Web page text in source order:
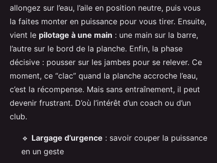
allongez sur l’eau, l’aile en position neutre, puis vous
la faites monter en puissance pour vous tirer. Ensuite,
vient le pilotage à une main : une main sur la barre,
l’autre sur le bord de la planche. Enfin, la phase
décisive : pousser sur les jambes pour se relever. Ce
moment, ce “clac” quand la planche accroche l’eau,
c’est la récompense. Mais sans entraînement, il peut
devenir frustrant. D’où l’intérêt d’un coach ou d’un
club.
🔹 Largage d’urgence : savoir couper la puissance
en un geste